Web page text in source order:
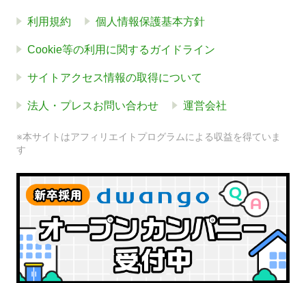
利用規約 個人情報保護基本方針
Cookie等の利用に関するガイドライン
サイトアクセス情報の取得について
法人・プレスお問い合わせ 運営会社
※本サイトはアフィリエイトプログラムによる収益を得ていま
す